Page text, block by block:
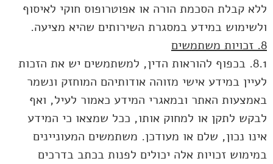
ללא קבלת הסכמת הורה או אפוטרופוס חוקי לאיסוף
ולשימוש במידע במסגרת השירותים שהיא מציעה.
8. זכויות משתמשים
8.1. בכפוף להוראות הדין, למשתמשים יש את הזכות
לעיין במידע אישי מזוהה אודותיהם המוחזק ונשמר
באמצעות האתר ובמאגרי המידע כאמור לעיל, ואף
לבקש לתקן או למחוק אותו, ככל שמצאו כי המידע
אינו נכון, שלם או מעודכן. משתמשים המעוניינים
במימוש זכויות אלה יכולים לפנות בכתב בדרכים